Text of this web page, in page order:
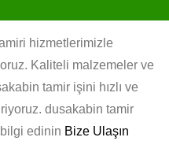
hizmetlerimizle
Kaliteli malzemeler ve
tamir işini hızlı ve
dusakabin tamir
edinin Bize Ulaşın